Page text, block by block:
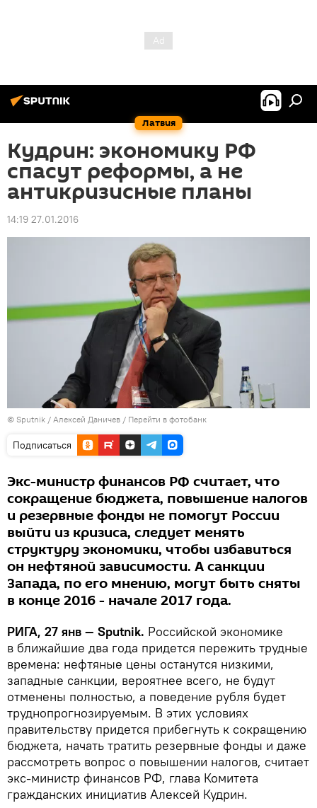
Латвия
Кудрин: экономику РФ
спасут реформы, а не
антикризисные планы
14:19 27.01.2016
© Sputnik / Алексей Даничев / Перейти в фотобанк
Подписаться
Экс-министр финансов РФ считает, что
сокращение бюджета, повышение налогов
и резервные фонды не помогут России
выйти из кризиса, следует менять
структуру экономики, чтобы избавиться
он нефтяной зависимости. А санкции
Запада, по его мнению, могут быть сняты
в конце 2016 - начале 2017 года.
РИГА, 27 янв — Sputnik. Российской экономике
в ближайшие два года придется пережить трудные
времена: нефтяные цены останутся низкими,
западные санкции, вероятнее всего, не будут
отменены полностью, а поведение рубля будет
труднопрогнозируемым. В этих условиях
правительству придется прибегнуть к сокращению
бюджета, начать тратить резервные фонды и даже
рассмотреть вопрос о повышении налогов, считает
экс-министр финансов РФ, глава Комитета
гражданских инициатив Алексей Кудрин.